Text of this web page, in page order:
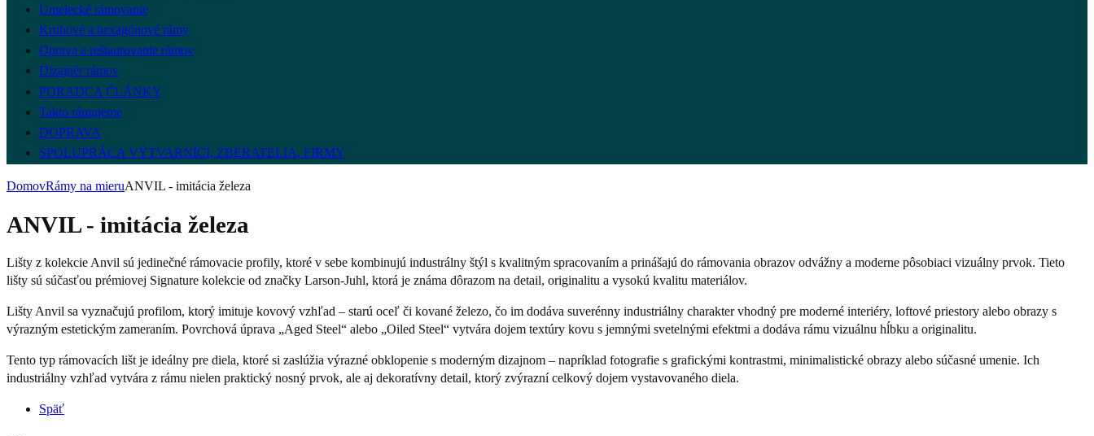
Umelecké rámovanie
Kruhové a hexagónové rámy
Oprava a reštaurovanie rámov
Dizajnér rámov
PORADCA ČLÁNKY
Takto rámujeme
DOPRAVA
SPOLUPRÁCA VÝTVARNÍCI, ZBERATELIA, FIRMY
DomovRámy na mieruANVIL - imitácia železa
ANVIL - imitácia železa
Lišty z kolekcie Anvil sú jedinečné rámovacie profily, ktoré v sebe kombinujú industrálny štýl s kvalitným spracovaním a prinášajú do rámovania obrazov odvážny a moderne pôsobiaci vizuálny prvok. Tieto
lišty sú súčasťou prémiovej Signature kolekcie od značky Larson-Juhl, ktorá je známa dôrazom na detail, originalitu a vysokú kvalitu materiálov.
Lišty Anvil sa vyznačujú profilom, ktorý imituje kovový vzhľad – starú oceľ či kované železo, čo im dodáva suverénny industriálny charakter vhodný pre moderné interiéry, loftové priestory alebo obrazy s
výrazným estetickým zameraním. Povrchová úprava „Aged Steel“ alebo „Oiled Steel“ vytvára dojem textúry kovu s jemnými svetelnými efektmi a dodáva rámu vizuálnu hĺbku a originalitu.
Tento typ rámovacích lišt je ideálny pre diela, ktoré si zaslúžia výrazné obklopenie s moderným dizajnom – napríklad fotografie s grafickými kontrastmi, minimalistické obrazy alebo súčasné umenie. Ich
industriálny vzhľad vytvára z rámu nielen praktický nosný prvok, ale aj dekoratívny detail, ktorý zvýrazní celkový dojem vystavovaného diela.
Späť